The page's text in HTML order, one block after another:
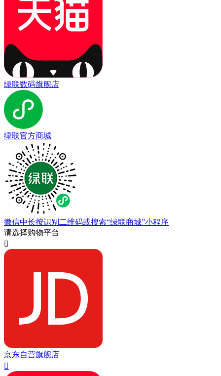
绿联数码旗舰店
绿联官方商城
微信中长按识别二维码或搜索“绿联商城”小程序
请选择购物平台

京东自营旗舰店
